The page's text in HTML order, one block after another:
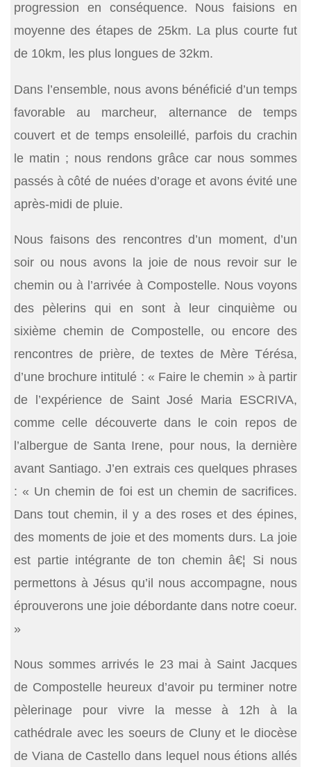
progression en conséquence. Nous faisions en
moyenne des étapes de 25km. La plus courte fut
de 10km, les plus longues de 32km.
Dans l’ensemble, nous avons bénéficié d’un temps
favorable au marcheur, alternance de temps
couvert et de temps ensoleillé, parfois du crachin
le matin ; nous rendons grâce car nous sommes
passés à côté de nuées d’orage et avons évité une
après-midi de pluie.
Nous faisons des rencontres d’un moment, d’un
soir ou nous avons la joie de nous revoir sur le
chemin ou à l’arrivée à Compostelle. Nous voyons
des pèlerins qui en sont à leur cinquième ou
sixième chemin de Compostelle, ou encore des
rencontres de prière, de textes de Mère Térésa,
d’une brochure intitulé : « Faire le chemin » à partir
de l’expérience de Saint José Maria ESCRIVA,
comme celle découverte dans le coin repos de
l’albergue de Santa Irene, pour nous, la dernière
avant Santiago. J’en extrais ces quelques phrases
: « Un chemin de foi est un chemin de sacrifices.
Dans tout chemin, il y a des roses et des épines,
des moments de joie et des moments durs. La joie
est partie intégrante de ton chemin â€¦ Si nous
permettons à Jésus qu’il nous accompagne, nous
éprouverons une joie débordante dans notre coeur.
»
Nous sommes arrivés le 23 mai à Saint Jacques
de Compostelle heureux d’avoir pu terminer notre
pèlerinage pour vivre la messe à 12h à la
cathédrale avec les soeurs de Cluny et le diocèse
de Viana de Castello dans lequel nous étions allés